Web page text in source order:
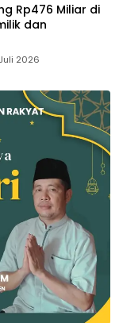
Rp476 Miliar di
dan
2026